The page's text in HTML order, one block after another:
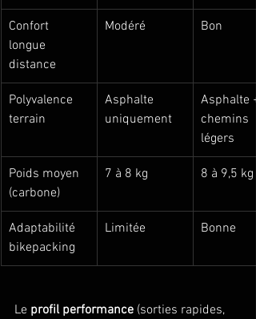
Confort
longue
distance
Modéré Bon
Polyvalence
terrain
Asphalte
uniquement
Asphalte +
chemins
légers
Poids moyen
(carbone)
7 à 8 kg 8 à 9,5 kg
Adaptabilité
bikepacking
Limitée Bonne
Le profil performance (sorties rapides,